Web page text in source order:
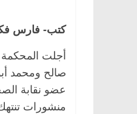
كتب- فارس
أجلت
صالح ومحمد
عضو نقابة
منشورات تنتهك